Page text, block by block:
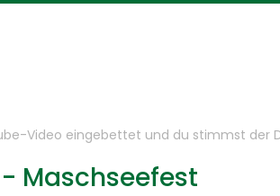
Video eingebettet und du stimmst der
Maschseefest